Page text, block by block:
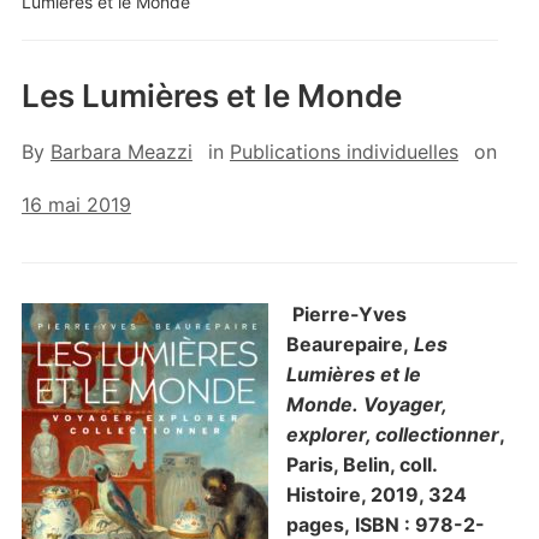
Les Lumières et le Monde
By Barbara Meazzi in Publications individuelles on
16 mai 2019
Pierre-Yves
Beaurepaire, Les
Lumières et le
Monde. Voyager,
explorer, collectionner,
Paris, Belin, coll.
Histoire, 2019, 324
pages, ISBN : 978-2-